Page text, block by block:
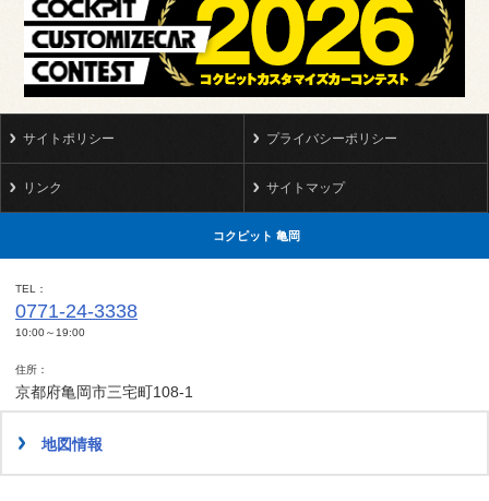
サイトポリシー プライバシーポリシー
リンク サイトマップ
コクピット 亀岡
TEL
0771-24-3338
10:00～19:00
住所
京都府亀岡市三宅町108-1
地図情報